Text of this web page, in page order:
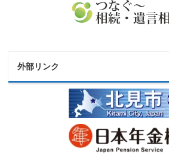
外部リンク